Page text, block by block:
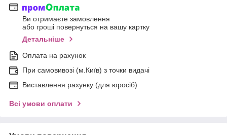
Ви отримаєте замовлення
або гроші повернуться на вашу картку
Детальніше
Оплата на рахунок
При самовивозі (м.Київ) з точки видачі
Виставлення рахунку (для юросіб)
Всі умови оплати